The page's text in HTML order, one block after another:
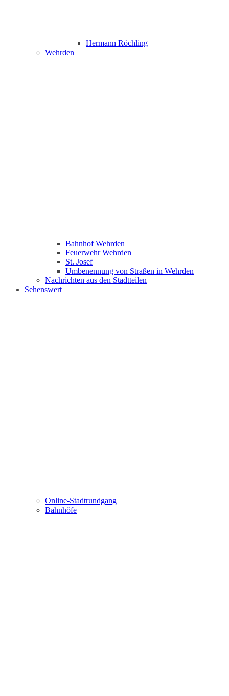
Hermann Röchling
Wehrden
Bahnhof Wehrden
Feuerwehr Wehrden
St. Josef
Umbenennung von Straßen in Wehrden
Nachrichten aus den Stadtteilen
Sehenswert
Online-Stadtrundgang
Bahnhöfe